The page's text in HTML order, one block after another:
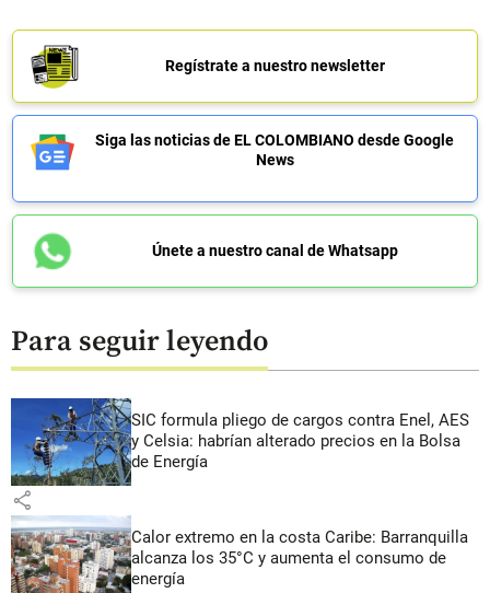
Regístrate a nuestro newsletter
Siga las noticias de EL COLOMBIANO desde Google
News
Únete a nuestro canal de Whatsapp
Para seguir leyendo
SIC formula pliego de cargos contra Enel, AES
y Celsia: habrían alterado precios en la Bolsa
de Energía
share
Calor extremo en la costa Caribe: Barranquilla
alcanza los 35°C y aumenta el consumo de
energía